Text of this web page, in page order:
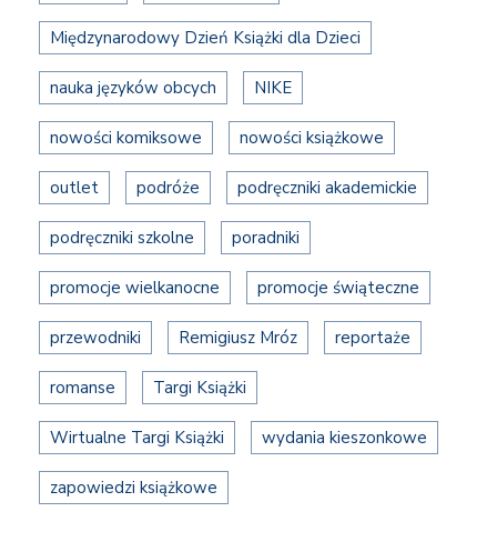
Międzynarodowy Dzień Książki dla Dzieci
nauka języków obcych NIKE
nowości komiksowe nowości książkowe
outlet podróże podręczniki akademickie
podręczniki szkolne poradniki
promocje wielkanocne promocje świąteczne
przewodniki Remigiusz Mróz reportaże
romanse Targi Książki
Wirtualne Targi Książki wydania kieszonkowe
zapowiedzi książkowe